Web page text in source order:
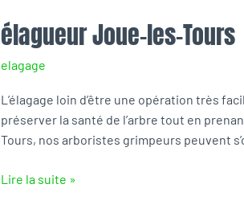
élagueur Joue-les-Tours
elagage
L’élagage loin d’être une opération très
préserver la santé de l’arbre tout en
Tours, nos arboristes grimpeurs peuvent
élagueur
Joue-
les-
Lire la suite »